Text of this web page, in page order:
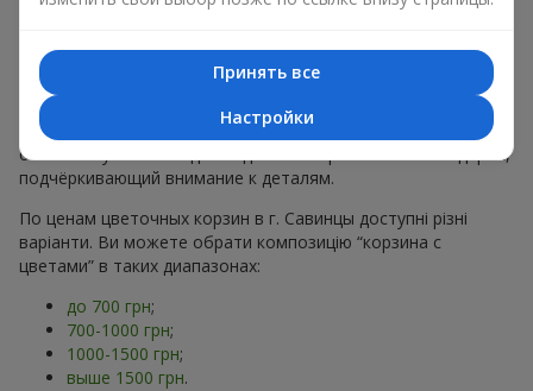
Минималистичные решения— натуральные формы,
акцент на цвет или текстуру.
Есть также
VIP-композиции— роскошные корзины для
особых случаев. Каждое изделие — оригинальный подарок,
подчёркивающий внимание к деталям.
По ценам цветочных корзин в г. Савинцы доступні різні
варіанти. Ви можете обрати композицію “корзина с
цветами” в таких диапазонах:
до 700 грн;
700-1000 грн;
1000-1500 грн;
выше 1500 грн.
Принять все
Настройки